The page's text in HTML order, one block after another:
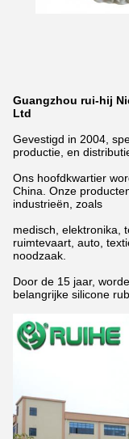
Guangzhou rui-hij
Ltd
Gevestigd in 2004,
productie, en
Ons hoofdkwartier
China. Onze
industrieën, zoals
medisch, elektronika,
ruimtevaart, auto,
noodzaak.
Door de 15 jaar,
belangrijke silicone